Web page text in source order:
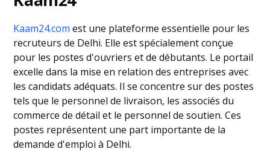
Kaam24.com est une plateforme essentielle pour les
recruteurs de Delhi. Elle est spécialement conçue
pour les postes d'ouvriers et de débutants. Le portail
excelle dans la mise en relation des entreprises avec
les candidats adéquats. Il se concentre sur des postes
tels que le personnel de livraison, les associés du
commerce de détail et le personnel de soutien. Ces
postes représentent une part importante de la
demande d'emploi à Delhi.